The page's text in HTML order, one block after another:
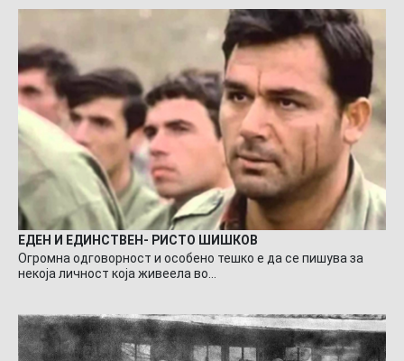
ЕДЕН И ЕДИНСТВЕН- РИСТО ШИШКОВ
Огромна одговорност и особено тешко е да се пишува за
некоја личност која живеела во…